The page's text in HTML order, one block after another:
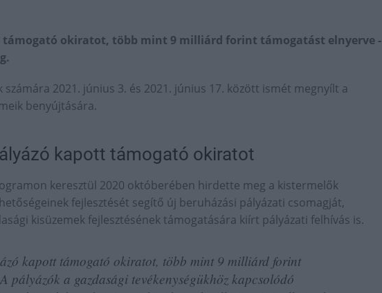
támogató okiratot, több mint 9 milliárd forint támogatást elnyerve -
számára 2021. június 3. és 2021. június 17. között ismét megnyílt a
benyújtására.
kapott támogató okiratot
keresztül 2020 októberében hirdette meg a kistermelők
fejlesztését segítő új beruházási pályázati csomagját,
kisüzemek fejlesztésének támogatására kiírt pályázati felhívás is.
kapott támogató okiratot, több mint 9 milliárd forint
pályázók a gazdasági tevékenységükhöz kapcsolódó